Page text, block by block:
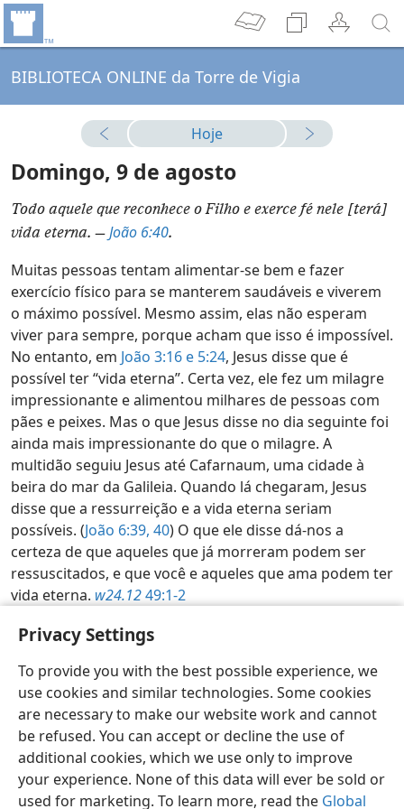
Privacy Settings
To provide you with the best possible experience, we
use cookies and similar technologies. Some cookies
are necessary to make our website work and cannot
be refused. You can accept or decline the use of
additional cookies, which we use only to improve
your experience. None of this data will ever be sold or
used for marketing. To learn more, read the Global
BIBLIOTECA ONLINE da Torre de Vigia
Hoje
Domingo, 9 de agosto
Todo aquele que reconhece o Filho e exerce fé nele [terá]
vida eterna. — João 6:40.
Muitas pessoas tentam alimentar-se bem e fazer
exercício físico para se manterem saudáveis e viverem
o máximo possível. Mesmo assim, elas não esperam
viver para sempre, porque acham que isso é impossível.
No entanto, em João 3:16 e 5:24, Jesus disse que é
possível ter “vida eterna”. Certa vez, ele fez um milagre
impressionante e alimentou milhares de pessoas com
pães e peixes. Mas o que Jesus disse no dia seguinte foi
ainda mais impressionante do que o milagre. A
multidão seguiu Jesus até Cafarnaum, uma cidade à
beira do mar da Galileia. Quando lá chegaram, Jesus
disse que a ressurreição e a vida eterna seriam
possíveis. (João 6:39, 40) O que ele disse dá-nos a
certeza de que aqueles que já morreram podem ser
ressuscitados, e que você e aqueles que ama podem ter
vida eterna. w24.1249:1-2
Examine as Escrituras Diariamente — 2026
Língua de Sinais MoçambicanaPartilhar Preferências
Copyright© 2026 Watch Tower Bible and Tract Society of Pennsylvania
Termos de Utilização
Política de Privacidade
Definições de Segurança
JW.ORG Iniciar Sessão